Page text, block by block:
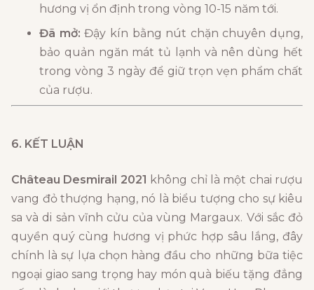
hương vị ổn định trong vòng 10-15 năm tới.
Đã mở: Đậy kín bằng nút chặn chuyên dụng,
bảo quản ngăn mát tủ lạnh và nên dùng hết
trong vòng 3 ngày để giữ trọn vẹn phẩm chất
của rượu.
6. KẾT LUẬN
Château Desmirail 2021 không chỉ là một chai rượu
vang đỏ thượng hạng, nó là biểu tượng cho sự kiêu
sa và di sản vĩnh cửu của vùng Margaux. Với sắc đỏ
quyền quý cùng hương vị phức hợp sâu lắng, đây
chính là sự lựa chọn hàng đầu cho những bữa tiệc
ngoại giao sang trọng hay món quà biếu tặng đẳng